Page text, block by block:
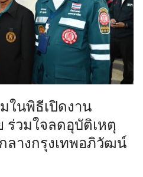
ในพิธีเปิดงาน
ร่วมใจลดอุบัติเหตุ
างกรุงเทพอภิวัฒน์